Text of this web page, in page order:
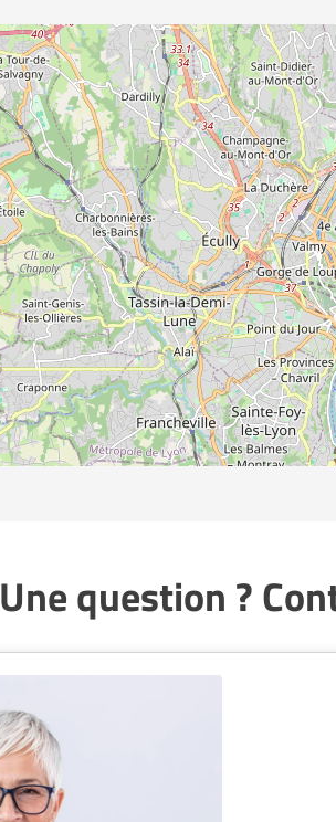
Une question ?